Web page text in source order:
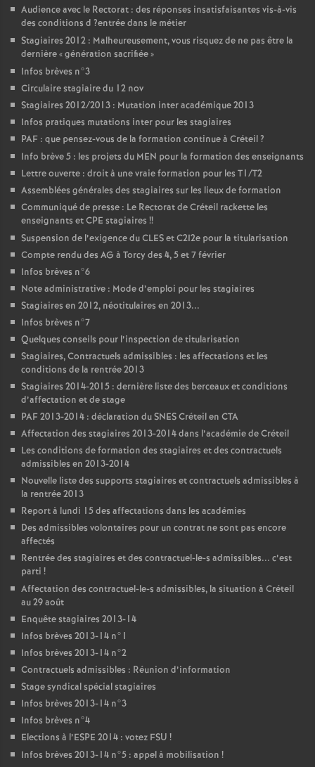
Audience avec le Rectorat : des réponses insatisfaisantes vis-à-vis
des conditions d ?entrée dans le métier
Stagiaires 2012 : Malheureusement, vous risquez de ne pas être la
dernière «génération sacrifiée»
Infos brèves n°3
Circulaire stagiaire du 12 nov
Stagiaires 2012/2013 : Mutation inter académique 2013
Infos pratiques mutations inter pour les stagiaires
PAF : que pensez-vous de la formation continue à Créteil?
Info brève 5 : les projets du MEN pour la formation des enseignants
Lettre ouverte : droit à une vraie formation pour les T1/T2
Assemblées générales des stagiaires sur les lieux de formation
Communiqué de presse : Le Rectorat de Créteil rackette les
enseignants etCPE stagiaires !!
Suspension de l’exigence duCLESet C2I2e pour la titularisation
Compte rendu des AG à Torcy des 4, 5 et 7 février
Infos brèves n°6
Note administrative : Mode d’emploi pour les stagiaires
Stagiaires en 2012, néotitulaires en 2013...
Infos brèves n°7
Quelques conseils pour l’inspection de titularisation
Stagiaires, Contractuels admissibles : les affectations et les
conditions de la rentrée 2013
Stagiaires 2014-2015 : dernière liste des berceaux et conditions
d’affectation et de stage
PAF2013-2014 : déclaration duSNESCréteil en CTA
Affectation des stagiaires 2013-2014 dans l’académie de Créteil
Les conditions de formation des stagiaires et des contractuels
admissibles en 2013-2014
Nouvelle liste des supports stagiaires et contractuels admissibles à
la rentrée 2013
Report à lundi 15 des affectations dans les académies
Des admissibles volontaires pour un contrat ne sont pas encore
affectés
Rentrée des stagiaires et des contractuel-le-s admissibles... c’est
parti !
Affectation des contractuel-le-s admissibles, la situation à Créteil
au 29 août
Enquête stagiaires 2013-14
Infos brèves 2013-14 n°1
Infos brèves 2013-14 n°2
Contractuels admissibles : Réunion d’information
Stage syndical spécial stagiaires
Infos brèves 2013-14 n°3
Infos brèves n°4
Elections à l’ESPE 2014 : votez FSU !
Infos brèves 2013-14 n°5 : appel à mobilisation !